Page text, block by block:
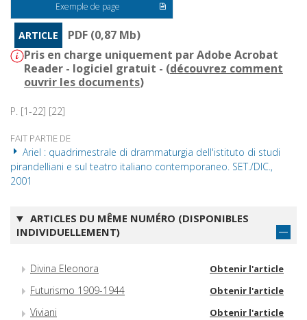
Exemple de page
ARTICLE
PDF (0,87 Mb)
Pris en charge uniquement par Adobe Acrobat
Reader - logiciel gratuit - (découvrez comment
ouvrir les documents)
P. [1-22] [22]
FAIT PARTIE DE
Ariel : quadrimestrale di drammaturgia dell'istituto di studi
pirandelliani e sul teatro italiano contemporaneo. SET./DIC.,
2001
ARTICLES DU MÊME NUMÉRO (DISPONIBLES
INDIVIDUELLEMENT)
Divina Eleonora Obtenir l'article
Futurismo 1909-1944 Obtenir l'article
Viviani Obtenir l'article